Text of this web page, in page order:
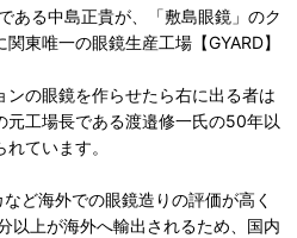
ある中島正貴が、「敷島眼鏡」のク
東唯一の眼鏡生産工場【GYARD】
の眼鏡を作らせたら右に出る者は
元工場長である渡邉修一氏の50年以
ています。
ど海外での眼鏡造りの評価が高く
以上が海外へ輸出されるため、国内